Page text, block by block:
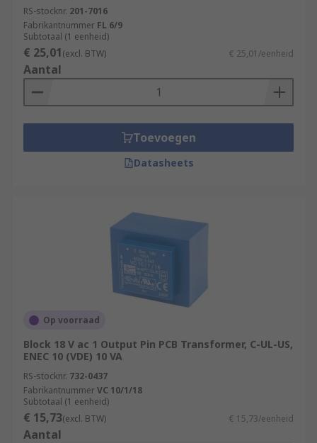
RS-stocknr. 201-7016
Fabrikantnummer FL 6/9
Subtotaal (1 eenheid)
€ 25,01(excl. BTW) € 25,01/eenheid
Aantal
Toevoegen
Datasheets
Op voorraad
Block 18 V ac 1 Output Pin PCB Transformer, C-UL-US,
ENEC 10 (VDE) 10 VA
RS-stocknr. 732-0437
FabrikantnummerVC 10/1/18
Subtotaal (1 eenheid)
€ 15,73(excl. BTW) € 15,73/eenheid
Aantal